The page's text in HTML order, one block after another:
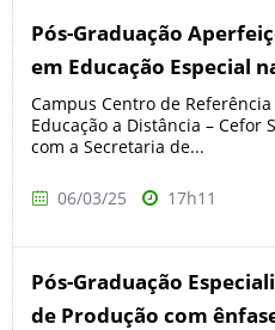
Pós-Graduação
em Educação Especial
Campus Centro de
Educação a Distância – Cefor
com a Secretaria de...
06/03/25 17h11
Pós-Graduação
de Produção com